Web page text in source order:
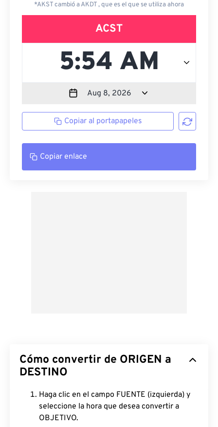
*AKST cambió a AKDT , que es el que se utiliza ahora
ACST
Copiar al portapapeles
Copiar enlace
Cómo convertir de ORIGEN a
DESTINO
Haga clic en el campo FUENTE (izquierda) y
seleccione la hora que desea convertir a
OBJETIVO.